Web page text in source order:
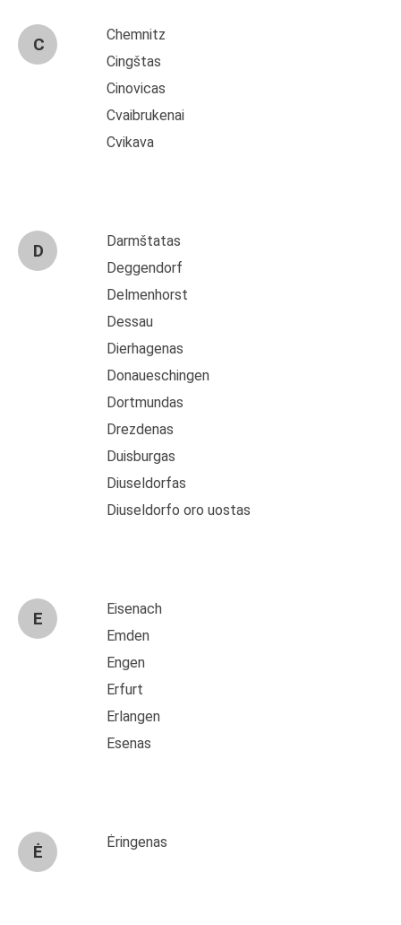
C
Chemnitz
Cingštas
Cinovicas
Cvaibrukenai
Cvikava
D
Darmštatas
Deggendorf
Delmenhorst
Dessau
Dierhagenas
Donaueschingen
Dortmundas
Drezdenas
Duisburgas
Diuseldorfas
Diuseldorfo oro uostas
E
Eisenach
Emden
Engen
Erfurt
Erlangen
Esenas
Ė
Ėringenas